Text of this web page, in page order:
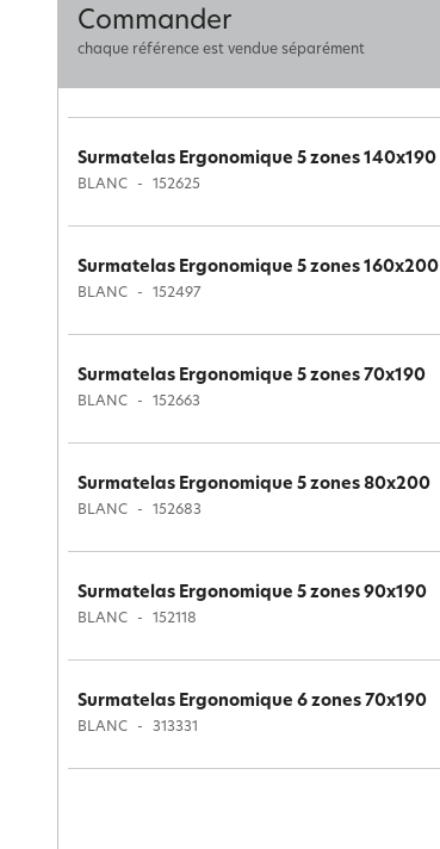
Commander
chaque référence est vendue séparément
Surmatelas Ergonomique 5 zones 140x190
BLANC 152625
Surmatelas Ergonomique 5 zones 160x200
BLANC 152497
Surmatelas Ergonomique 5 zones 70x190
BLANC 152663
Surmatelas Ergonomique 5 zones 80x200
BLANC 152683
Surmatelas Ergonomique 5 zones 90x190
BLANC 152118
Surmatelas Ergonomique 6 zones 70x190
BLANC 313331